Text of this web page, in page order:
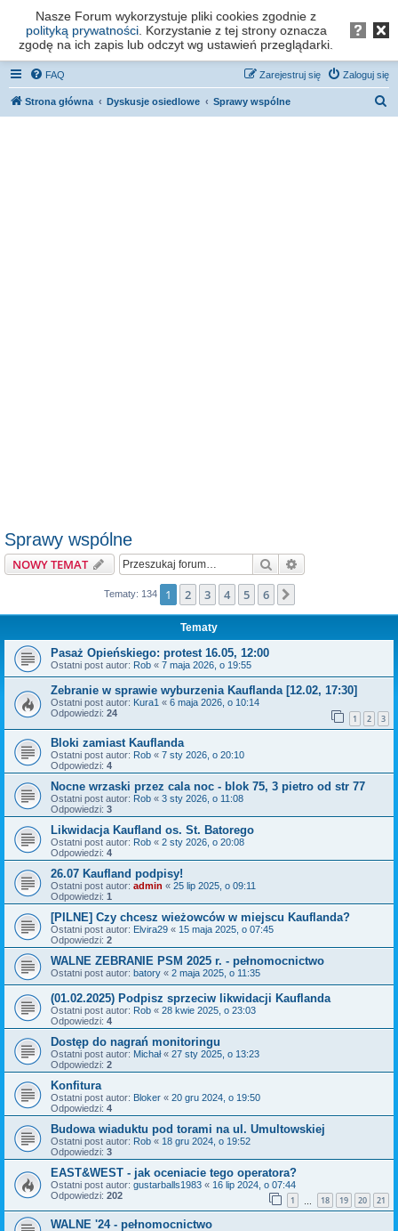
Forum os. Stefana Batorego - Poznań
FAQ Zaloguj się
Zarejestruj się
Strona główna Dyskusje osiedlowe Sprawy wspólne
Sprawy wspólne
NOWY TEMAT Szukaj
Tematy: 134 1 2 3 4 5 6
Tematy
Pasaż Opieńskiego: protest 16.05, 12:00
Ostatni post autor: Rob « 7 maja 2026, o 19:55
Zebranie w sprawie wyburzenia Kauflanda [12.02, 17:30]
Ostatni post autor: Kura1 « 6 maja 2026, o 10:14
Odpowiedzi: 24 1 2 3
Bloki zamiast Kauflanda
Ostatni post autor: Rob « 7 sty 2026, o 20:10
Odpowiedzi: 4
Nocne wrzaski przez cala noc - blok 75, 3 pietro od str 77
Ostatni post autor: Rob « 3 sty 2026, o 11:08
Odpowiedzi: 3
Likwidacja Kaufland os. St. Batorego
Ostatni post autor: Rob « 2 sty 2026, o 20:08
Odpowiedzi: 4
26.07 Kaufland podpisy!
Ostatni post autor: admin « 25 lip 2025, o 09:11
Odpowiedzi: 1
[PILNE] Czy chcesz wieżowców w miejscu Kauflanda?
Ostatni post autor: Elvira29 « 15 maja 2025, o 07:45
Odpowiedzi: 2
WALNE ZEBRANIE PSM 2025 r. - pełnomocnictwo
Ostatni post autor: batory « 2 maja 2025, o 11:35
(01.02.2025) Podpisz sprzeciw likwidacji Kauflanda
Ostatni post autor: Rob « 28 kwie 2025, o 23:03
Odpowiedzi: 4
Dostęp do nagrań monitoringu
Ostatni post autor: Michał« 27 sty 2025, o 13:23
Odpowiedzi: 2
Konfitura
Ostatni post autor: Bloker « 20 gru 2024, o 19:50
Odpowiedzi: 4
Budowa wiaduktu pod torami na ul. Umultowskiej
Ostatni post autor: Rob « 18 gru 2024, o 19:52
Odpowiedzi: 3
EAST&WEST - jak oceniacie tego operatora?
Ostatni post autor: gustarballs1983 « 16 lip 2024, o 07:44
Odpowiedzi: 202 1 18 19 20 21
WALNE '24 - pełnomocnictwo
Nasze Forum wykorzystuje pliki cookies zgodnie z
polityką prywatności. Korzystanie z tej strony oznacza
zgodę na ich zapis lub odczyt wg ustawień przeglądarki.